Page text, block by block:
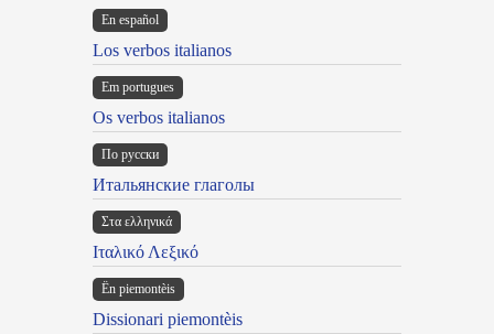
En español
Los verbos italianos
Em portugues
Os verbos italianos
По русски
Итальянские глаголы
Στα ελληνικά
Ιταλικό Λεξικό
Ën piemontèis
Dissionari piemontèis